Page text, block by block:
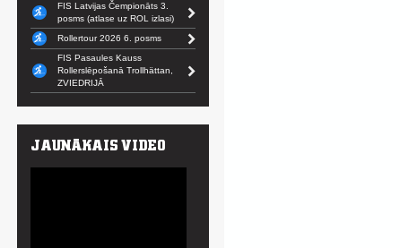
FIS Latvijas Čempionāts 3.
posms (atlase uz ROL izlasi)
Rollertour 2026 6. posms
FIS Pasaules Kauss
Rollerslēpošanā Trollhättan,
ZVIEDRIJĀ